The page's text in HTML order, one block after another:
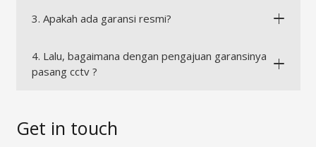
3. Apakah ada garansi resmi?
4. Lalu, bagaimana dengan pengajuan garansinya
pasang cctv ?
Get in touch